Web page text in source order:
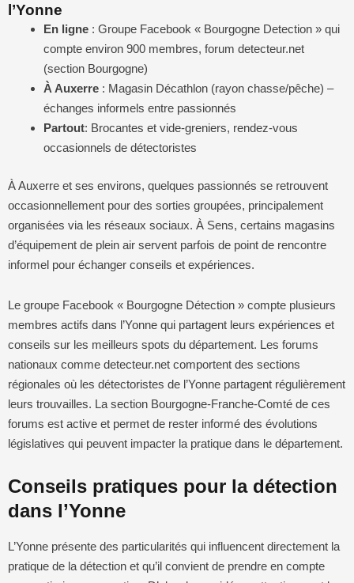
l’Yonne
En ligne : Groupe Facebook « Bourgogne Detection » qui
compte environ 900 membres, forum detecteur.net
(section Bourgogne)
À Auxerre : Magasin Décathlon (rayon chasse/pêche) –
échanges informels entre passionnés
Partout: Brocantes et vide-greniers, rendez-vous
occasionnels de détectoristes
À Auxerre et ses environs, quelques passionnés se retrouvent
occasionnellement pour des sorties groupées, principalement
organisées via les réseaux sociaux. À Sens, certains magasins
d’équipement de plein air servent parfois de point de rencontre
informel pour échanger conseils et expériences.
Le groupe Facebook « Bourgogne Détection » compte plusieurs
membres actifs dans l’Yonne qui partagent leurs expériences et
conseils sur les meilleurs spots du département. Les forums
nationaux comme detecteur.net comportent des sections
régionales où les détectoristes de l’Yonne partagent régulièrement
leurs trouvailles. La section Bourgogne-Franche-Comté de ces
forums est active et permet de rester informé des évolutions
législatives qui peuvent impacter la pratique dans le département.
Conseils pratiques pour la détection
dans l’Yonne
L’Yonne présente des particularités qui influencent directement la
pratique de la détection et qu’il convient de prendre en compte